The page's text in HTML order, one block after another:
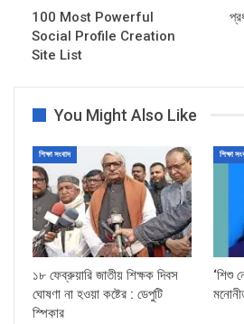
100 Most Powerful
Social Profile Creation
Site List
You Might Also Like
শিক্ষা সংবাদ
১৮ ফেব্রুয়ারি জাতীয় শিক্ষক দিবস
ঘোষণা না হওয়া কষ্টের : ডেপুটি
স্পিকার
শিক্ষা
‘শিশু